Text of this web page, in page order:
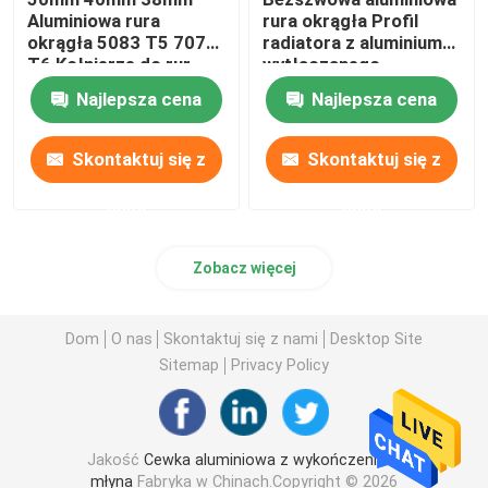
Aluminiowa rura
okrągła 5083 T5 7075
T6 Kołnierze do rur
olejowych
Najlepsza cena
Skontaktuj się z
rura okrągła Profil
radiatora z aluminium
wytłaczanego
radełkowanego 25 mm
45 mm 70 mm
Najlepsza cena
Skontaktuj się z
Zobacz więcej
Dom O nas Skontaktuj się z nami
Desktop Site
Sitemap
Privacy Policy
JakośćCewka aluminiowa z wykończeniem
młynaFabryka w Chinach.Copyright © 2026